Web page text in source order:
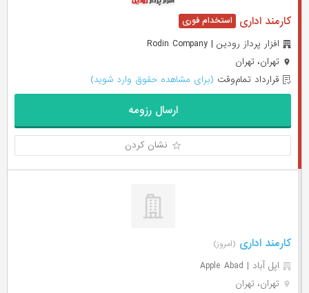
کارمند اداری
افزار پرداز رودین | Rodin Company
تهران، تهران
قرارداد تمام‌وقت (برای مشاهده حقوق وارد شوید)
ارسال رزومه
نشان کردن
کارمند اداری (امروز)
اپل آباد | Apple Abad
تهران، تهران